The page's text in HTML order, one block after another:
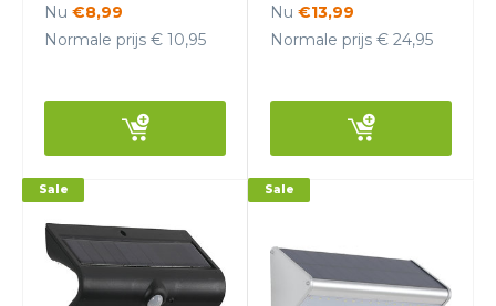
Nu €8,99
Normale prijs € 10,95
Nu €13,99
Normale prijs € 24,95
Sale Sale